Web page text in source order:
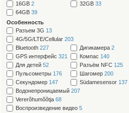
16GB 2 32GB 33
64GB 39
Особенность
Разъем 3G 13
4G/5G/LTE/Cellular 203
Bluetooth 227 Дигикамера 2
GPS интерфейс 321 Компас 140
Для детей 52 Разъём NFC 125
Пульсометры 176 Шагомер 200
Секундомер 147 Südamesensor 137
Водонепроницаемый 207
Vererõhumõõtja 68
Воспроизведение видео 5